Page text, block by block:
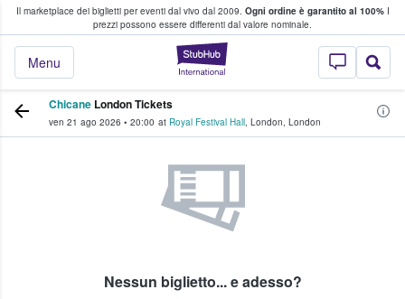
Il marketplace dei biglietti per eventi dal vivo dal 2009. Ogni ordine è garantito al 100%I
prezzi possono essere differenti dal valore nominale.
StubHub - Dove
Menu
fan comprano e vendono biglietti
Chicane London Tickets
ven 21 ago 2026 • 20:00 at Royal Festival Hall, London, London
Nessun biglietto... e adesso?